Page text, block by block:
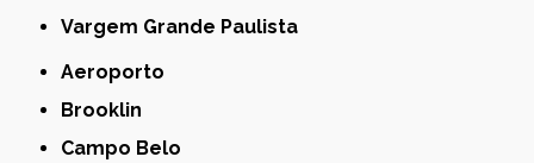
Vargem Grande Paulista
Aeroporto
Brooklin
Campo Belo